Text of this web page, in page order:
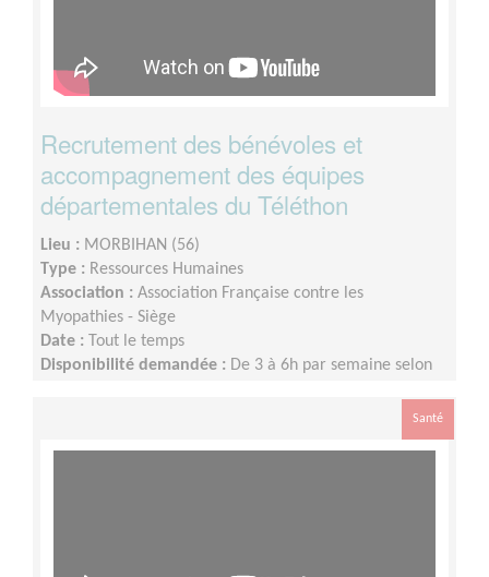
Recrutement des bénévoles et
accompagnement des équipes
départementales du Téléthon
Lieu : MORBIHAN (56)
Type : Ressources Humaines
Association : Association Française contre les
Myopathies - Siège
Date :
Tout le temps
Disponibilité demandée : De 3 à 6h par semaine selon
Santé